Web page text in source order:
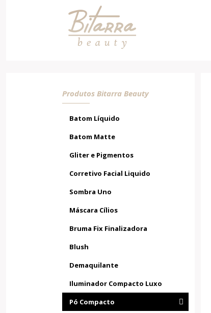
Pó Compacto HD Camuflagem
Ebony
Produtos Bitarra Beauty
Batom Líquido
Batom Matte
Gliter e Pigmentos
Corretivo Facial Liquido
Sombra Uno
Máscara Cílios
Bruma Fix Finalizadora
Blush
Demaquilante
Iluminador Compacto Luxo
Pó Compacto